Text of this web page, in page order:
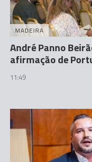
MADEIRA
André Panno
afirmação de
11:49